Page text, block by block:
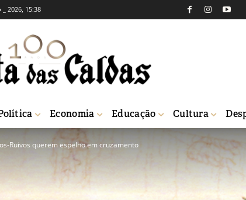
2026, 15:38
Economia Educação Cultura
Ruivos querem espelho em cruzamento